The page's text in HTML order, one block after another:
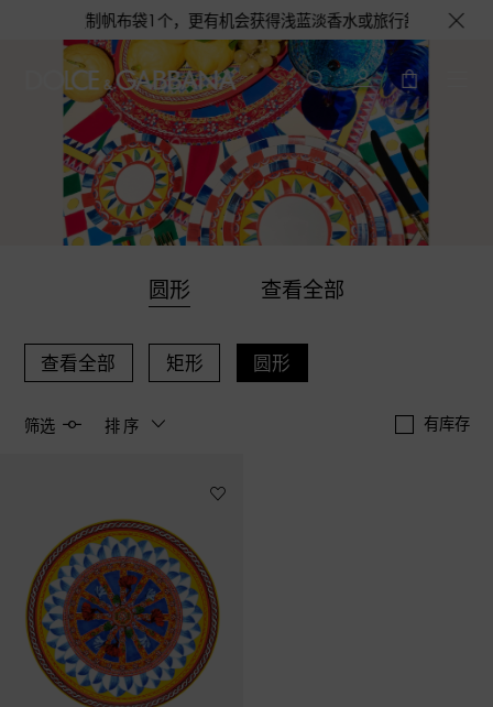
牌定制帆布袋1个，更有机会获得浅蓝淡香水或旅行舒适套装1份
圆形 查看全部
查看全部 矩形 圆形
筛选 排序 有库存